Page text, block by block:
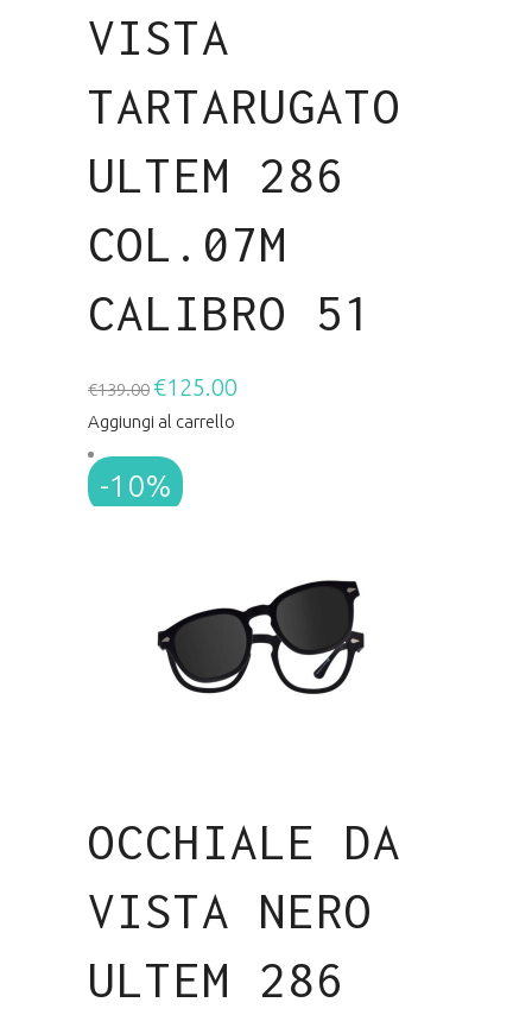
VISTA
TARTARUGATO
ULTEM 286
COL.07M
CALIBRO 51
€139.00Il
prezzo
era:
€125.00
Aggiungi al carrello
-10%
OCCHIALE DA
VISTA NERO
ULTEM 286